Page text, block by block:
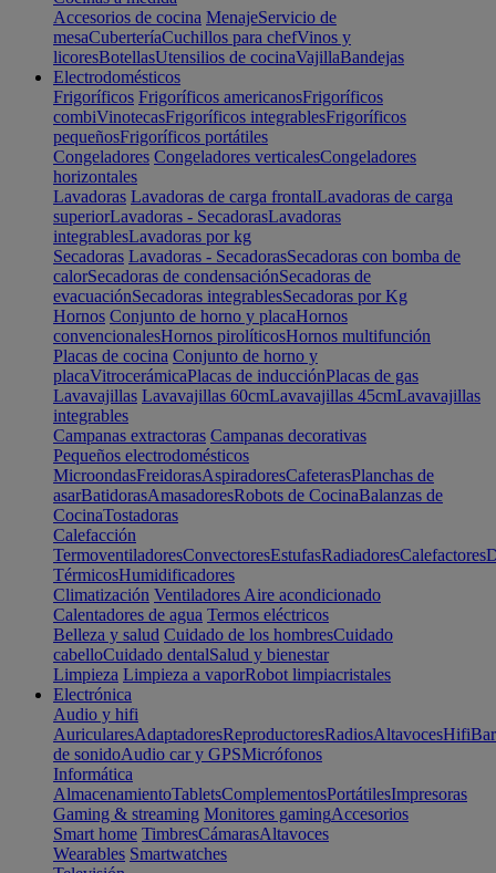
Accesorios de cocina MenajeServicio de
mesaCuberteríaCuchillos para chefVinos y
licoresBotellasUtensilios de cocinaVajillaBandejas
Electrodomésticos
Frigoríficos Frigoríficos americanosFrigoríficos
combiVinotecasFrigoríficos integrablesFrigoríficos
pequeñosFrigoríficos portátiles
Congeladores Congeladores verticalesCongeladores
horizontales
Lavadoras Lavadoras de carga frontalLavadoras de carga
superiorLavadoras - SecadorasLavadoras
integrablesLavadoras por kg
Secadoras Lavadoras - SecadorasSecadoras con bomba de
calorSecadoras de condensaciónSecadoras de
evacuaciónSecadoras integrablesSecadoras por Kg
Hornos Conjunto de horno y placaHornos
convencionalesHornos pirolíticosHornos multifunción
Placas de cocina Conjunto de horno y
placaVitrocerámicaPlacas de inducciónPlacas de gas
Lavavajillas Lavavajillas 60cmLavavajillas 45cmLavavajillas
integrables
Campanas extractoras Campanas decorativas
Pequeños electrodomésticos
MicroondasFreidorasAspiradoresCafeterasPlanchas de
asarBatidorasAmasadoresRobots de CocinaBalanzas de
CocinaTostadoras
Calefacción
TermoventiladoresConvectoresEstufasRadiadoresCalefactores
TérmicosHumidificadores
Climatización Ventiladores Aire acondicionado
Calentadores de agua Termos eléctricos
Belleza y salud Cuidado de los hombresCuidado
cabelloCuidado dentalSalud y bienestar
Limpieza Limpieza a vaporRobot limpiacristales
Electrónica
Audio y hifi
AuricularesAdaptadoresReproductoresRadiosAltavocesHifi
de sonidoAudio car y GPSMicrófonos
Informática
AlmacenamientoTabletsComplementosPortátilesImpresoras
Gaming & streaming Monitores gamingAccesorios
Smart home TimbresCámarasAltavoces
Wearables Smartwatches